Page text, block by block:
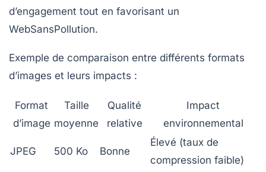
d’engagement tout en favorisant un
WebSansPollution.
Exemple de comparaison entre différents formats
d’images et leurs impacts :
Format
d’image
Taille
moyenne
Qualité
relative
Impact
environnemental
JPEG 500 Ko Bonne
Élevé (taux de
compression faible)